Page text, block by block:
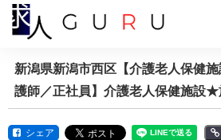
新潟県新潟市西区【介護老人保健
護師／正社員】介護老人保健施設
シェア